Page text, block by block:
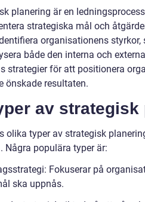
planering är en
strategiska mål och
organisationens
både den interna och
strategier för att positionera
önskade resultaten.
av strategisk
olika typer av strategisk
Några populära typer är:
Fokuserar på
ska uppnås.